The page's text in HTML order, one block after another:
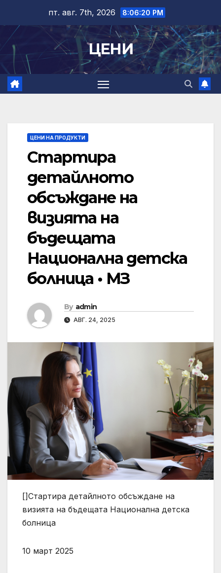
content
пт. авг. 7th, 2026 8:06:21 PM
ЦЕНИ
ЦЕНИ НА ПРОДУКТИ
Стартира
детайлното
обсъждане на
визията на
бъдещата
Национална детска
болница • МЗ
By admin
АВГ. 24, 2025
[]Стартира детайлното обсъждане на
визията на бъдещата Национална детска
болница
10 март 2025